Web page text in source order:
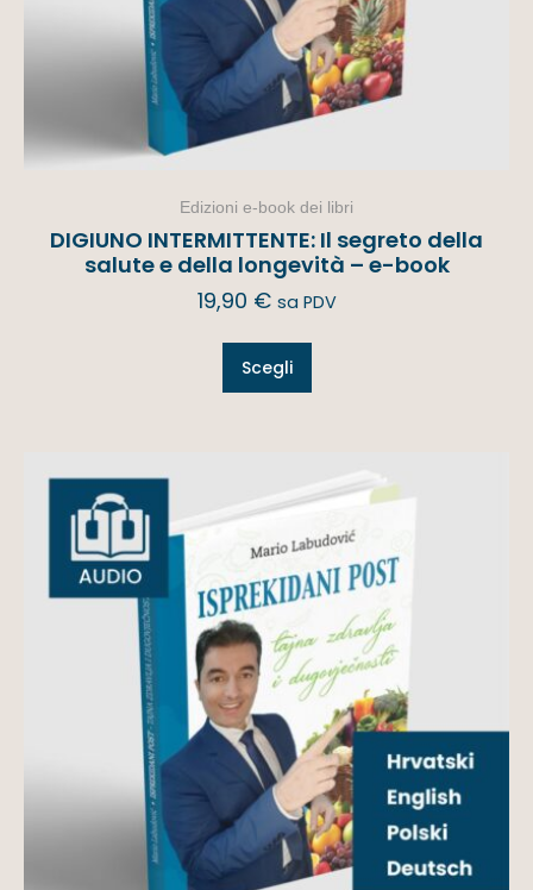
Edizioni e-book dei libri
DIGIUNO INTERMITTENTE: Il segreto della
salute e della longevità – e-book
19,90 € sa PDV
Scegli